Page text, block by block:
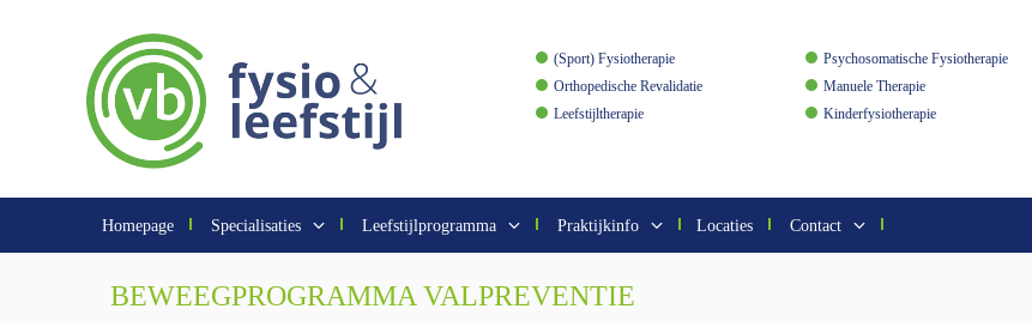
(Sport) Fysiotherapie
Psychosomatische Fysiotherapie
Orthopedische Revalidatie
Manuele Therapie
Leefstijltherapie
Kinderfysiotherapie
Homepage Specialisaties Leefstijlprogramma Praktijkinfo Locaties Contact
BEWEEGPROGRAMMA VALPREVENTIE